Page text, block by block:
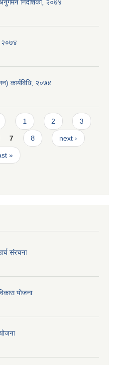
अनुगमन निर्देशिका, २०७४
२०७४
कार्यविधि, २०७४
1 2 3
7 8 next ›
»
संरचना
योजना